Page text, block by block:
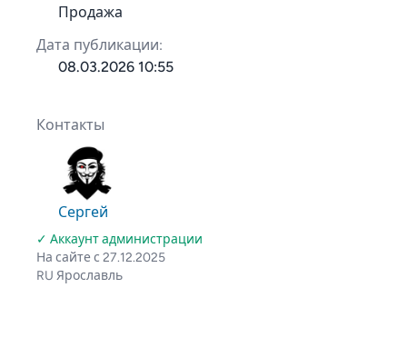
Продажа
Дата публикации:
08.03.2026 10:55
Контакты
Сергей
✓ Аккаунт администрации
На сайте с 27.12.2025
RU Ярославль